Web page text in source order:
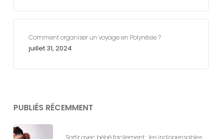
Comment organiser un voyage en Polynésie ?
juillet 31, 2024
PUBLIÉS RÉCEMMENT
Sortir avec bébé facilement : les indispensables